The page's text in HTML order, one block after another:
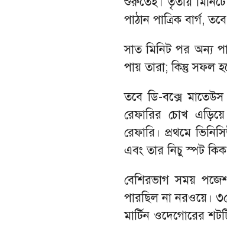
পাঠান পাত্রিক বার্গ,
সাত মিনিট পর অন্য
পায় তারা; কিন্তু সফল
তবে ডি-বক্সে
রেফারির চোখ
রেফারি। প্রথমে
এবং তার নিচু স্পট
বেশিরভাগ সময়
পারছিল না নরওয়ে।
মার্টিন ওদেগোরের